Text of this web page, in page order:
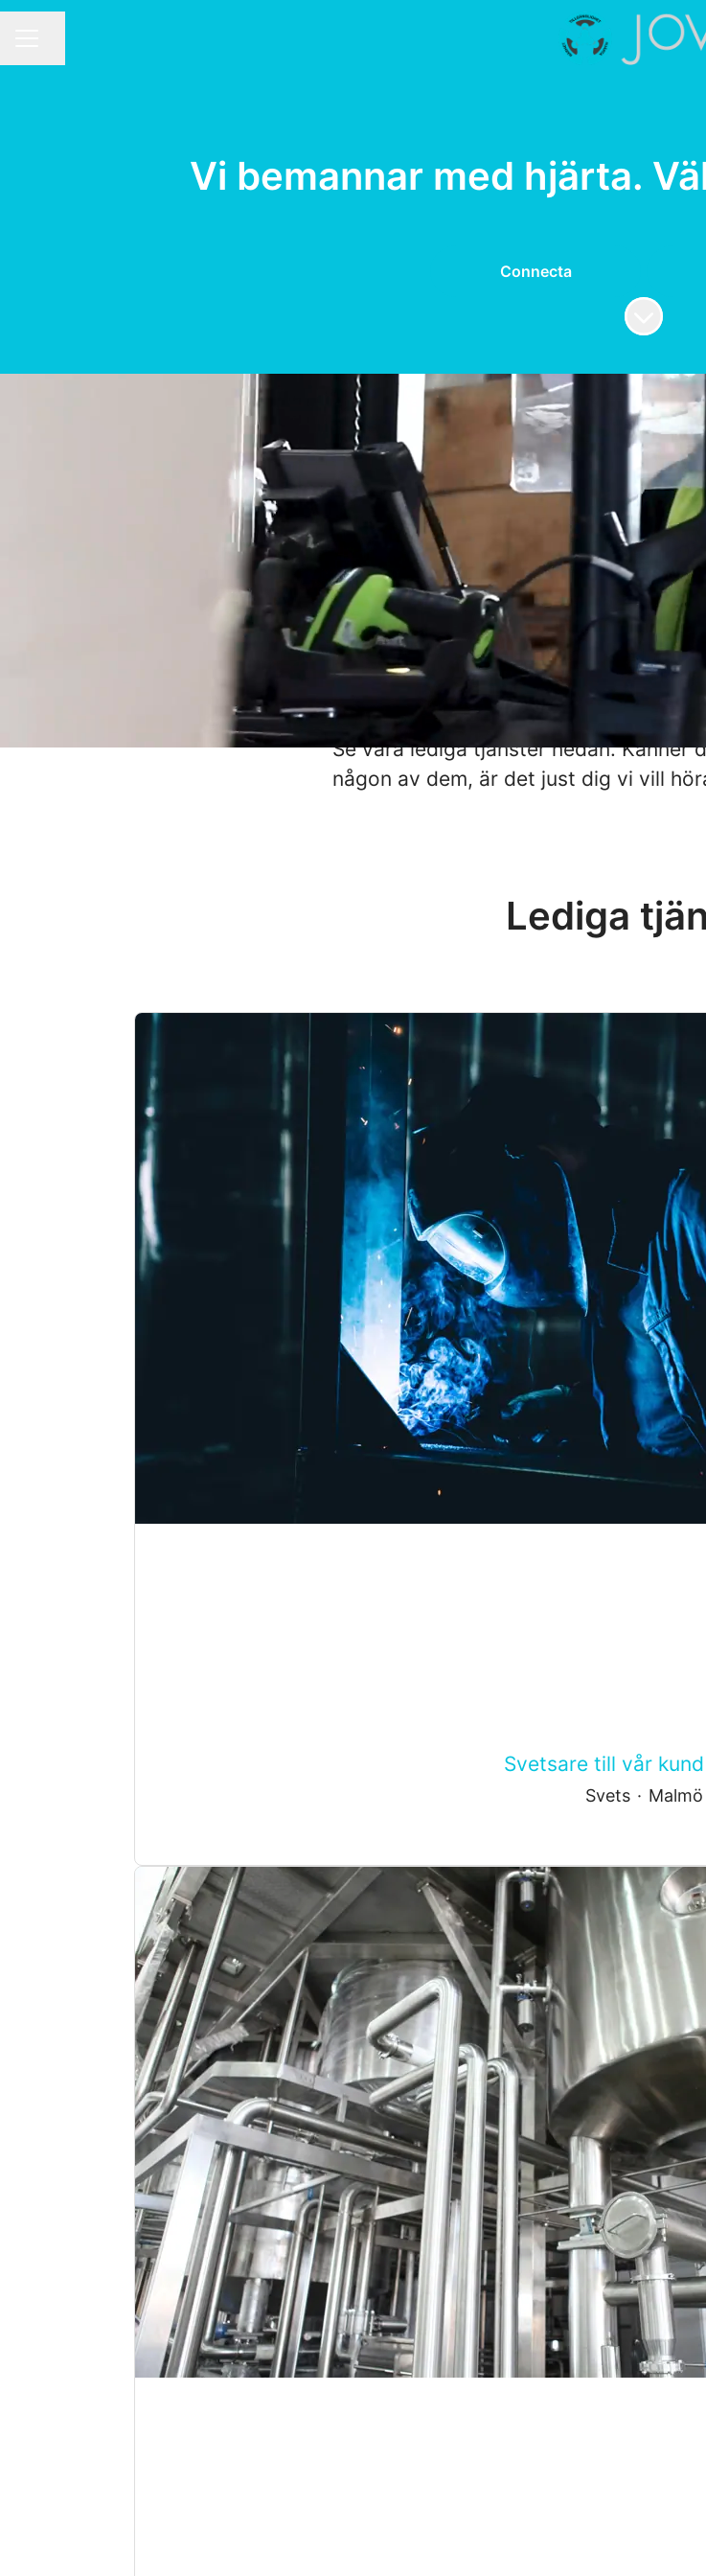
Vi bemannar med hjärta.
Connecta
Skrolla för
Vi vet, att en känsla av samhörighet
bättre. Att vara jovialisk handlar därför
med närhet, tillgänglighet och hjärta.
Att ha rätt attityd och en stark vilja att
därför ofta viktigare för oss än nåt
bakom det som står på pappret, för
människor finns det ingen anledning
Vår superkraft är att vi bryr oss på
Se våra lediga tjänster nedan. Känner
någon av dem, är det just dig vi vill
Lediga
Svetsare till vår
Svets · Malmö